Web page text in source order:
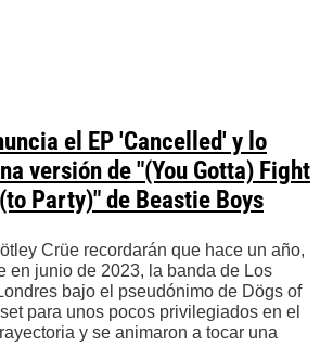
el EP 'Cancelled' y lo
versión de "(You Gotta) Fight
Party)" de Beastie Boys
Crüe recordarán que hace un año,
en junio de 2023, la banda de Los
bajo el pseudónimo de Dögs of
para unos pocos privilegiados en el
y se animaron a tocar una